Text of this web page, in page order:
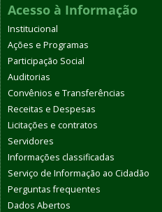
Acesso à Informação
Institucional
Ações e Programas
Participação Social
Auditorias
Convênios e Transferências
Receitas e Despesas
Licitações e contratos
Servidores
Informações classificadas
Serviço de Informação ao Cidadão
Perguntas frequentes
Dados Abertos